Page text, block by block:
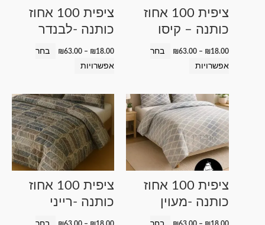
ציפית 100 אחוז
כותנה – קיסו
₪18.00
–
₪63.00
בחר
אפשרויות
לבחור
את
ציפית 100 אחוז
כותנה -לבנדר
₪18.00
–
₪63.00
בחר
אפשרויות
לבחור
את
ציפית 100 אחוז
כותנה -מעוין
טווח
מחירים:
⁦₪18.00⁩
עד
⁦₪63.00⁩
למוצר
זה
יש
מספר
סוגים.
לבחור
את
ציפית 100 אחוז
כותנה -רייני
טווח
מחירים:
⁦₪18.00⁩
עד
⁦₪63.00⁩
למוצר
זה
יש
מספר
סוגים.
לבחור
את